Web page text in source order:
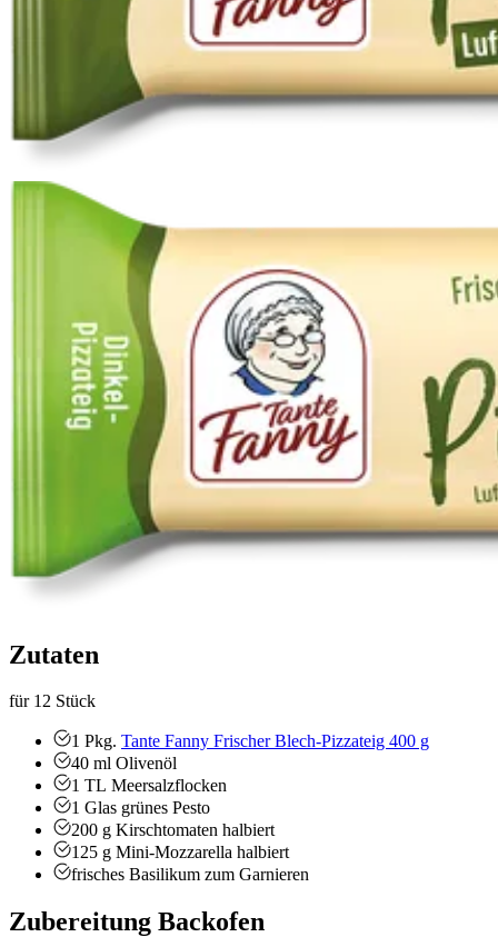
Zutaten
für 12 Stück
1 Pkg. Tante Fanny Frischer Blech-Pizzateig 400 g
40 ml Olivenöl
1 TL Meersalzflocken
1 Glas grünes Pesto
200 g Kirschtomaten halbiert
125 g Mini-Mozzarella halbiert
frisches Basilikum zum Garnieren
Zubereitung Backofen